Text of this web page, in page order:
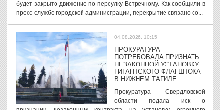
будет закрыто движение по переулку Встречному. Как сообщили в
пресс-службе городской администрации, перекрытие связано со...
04.08.2026, 10:15
ПРОКУРАТУРА
ПОТРЕБОВАЛА ПРИЗНАТЬ
НЕЗАКОННОЙ УСТАНОВКУ
ГИГАНТСКОГО ФЛАГШТОКА
В НИЖНЕМ ТАГИЛЕ
Прокуратура Свердловской
области подала иск о